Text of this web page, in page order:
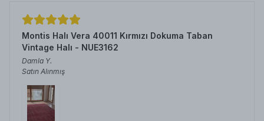
Montis Halı Vera 40011 Kırmızı Dokuma Taban
Vintage Halı - NUE3162
Damla Y.
Satın Alınmış